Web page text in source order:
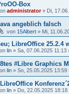
Box
administrator» Di,
angeblich falsch
von 15Albert » Mi,
LibreOffice 25.2.4
lin » Sa, 07.06.2025 11:13
#Libre Graphics
lin » So, 25.05.2025 13:59
lin » Do, 22.05.2025 18:18